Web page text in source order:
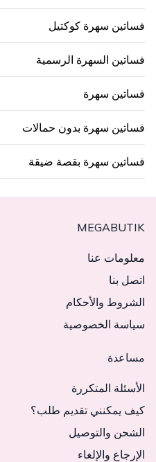
فساتين سهرة كوكتيل
فساتين السهرة الرسمية
فساتين سهرة
فساتين سهرة بدون حمالات
فساتين سهرة بقصة ضيقة
MEGABUTIK
معلومات عنا
اتصل بنا
الشروط والأحكام
سياسة الخصوصية
مساعدة
الأسئلة المتكررة
كيف يمكنني تقديم طلب؟
الشحن والتوصيل
الإرجاع والإلغاء